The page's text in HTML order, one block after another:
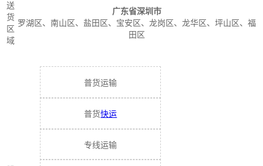
送
货
区
域
广东省深圳市
罗湖区、南山区、盐田区、宝安区、龙岗区、龙华区、坪山区、福
田区
普货运输
普货快运
专线运输